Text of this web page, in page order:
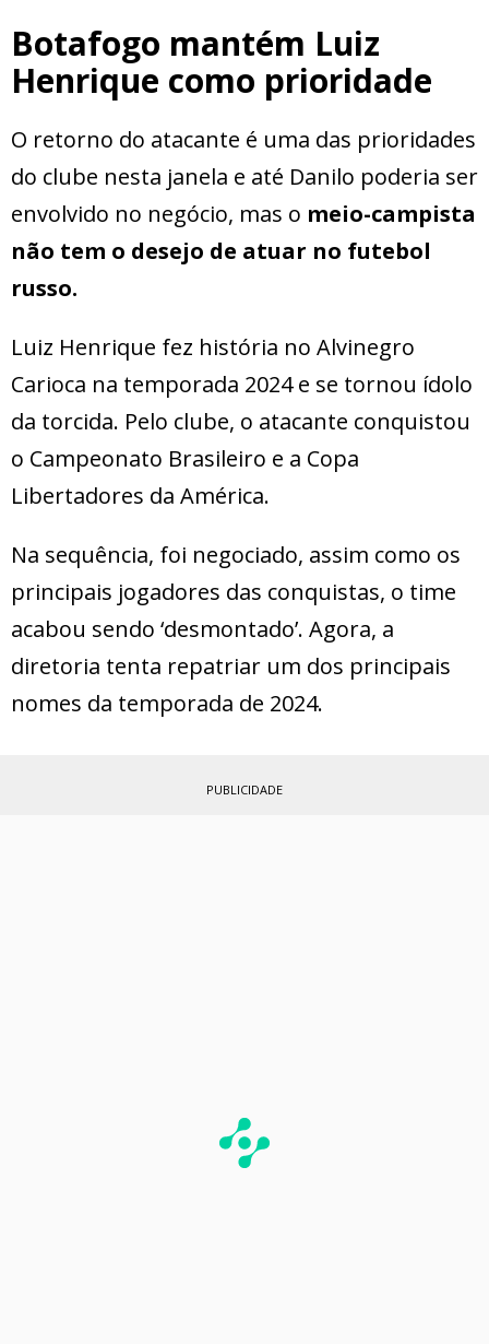
Botafogo mantém Luiz
Henrique como prioridade
O retorno do atacante é uma das prioridades
do clube nesta janela e até Danilo poderia ser
envolvido no negócio, mas o meio-campista
não tem o desejo de atuar no futebol
russo.
Luiz Henrique fez história no Alvinegro
Carioca na temporada 2024 e se tornou ídolo
da torcida. Pelo clube, o atacante conquistou
o Campeonato Brasileiro e a Copa
Libertadores da América.
Na sequência, foi negociado, assim como os
principais jogadores das conquistas, o time
acabou sendo ‘desmontado’. Agora, a
diretoria tenta repatriar um dos principais
nomes da temporada de 2024.
PUBLICIDADE